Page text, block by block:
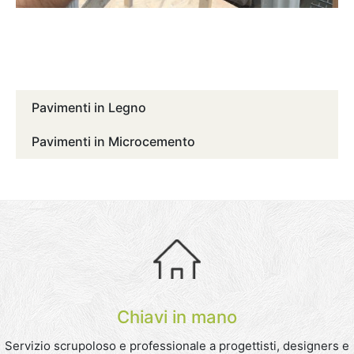
Pavimenti in Legno
Pavimenti in Microcemento
Chiavi in mano
Servizio scrupoloso e professionale a progettisti, designers e